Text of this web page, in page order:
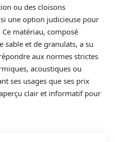
ou des cloisons
une option judicieuse pour
matériau, composé
sable et de granulats, a su
aux normes strictes
acoustiques ou
ses usages que ses prix
clair et informatif pour